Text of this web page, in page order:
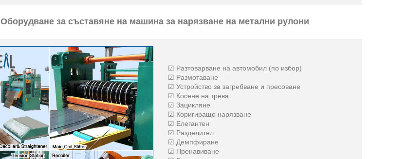
Оборудване за съставяне на машина за нарязване на метални рулони
☑ Разтоварване на автомобил (по избор)
☑ Размотаване
☑ Устройство за загребване и пресоване
☑ Косене на трева
☑ Зацикляне
☑ Коригиращо нарязване
☑ Елегантен
☑ Разделител
☑ Демпфиране
☑ Пренавиване